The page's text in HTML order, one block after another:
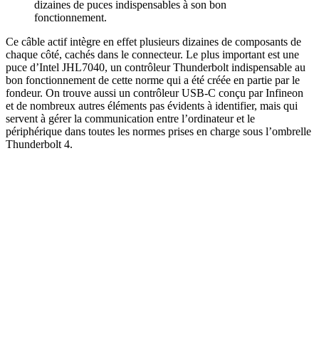
dizaines de puces indispensables à son bon
fonctionnement.
Ce câble actif intègre en effet plusieurs dizaines de composants de
chaque côté, cachés dans le connecteur. Le plus important est une
puce d’Intel JHL7040, un contrôleur Thunderbolt indispensable au
bon fonctionnement de cette norme qui a été créée en partie par le
fondeur. On trouve aussi un contrôleur USB-C conçu par Infineon
et de nombreux autres éléments pas évidents à identifier, mais qui
servent à gérer la communication entre l’ordinateur et le
périphérique dans toutes les normes prises en charge sous l’ombrelle
Thunderbolt 4.